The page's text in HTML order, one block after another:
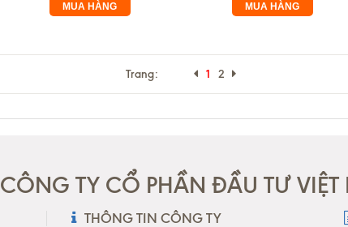
MUA HÀNG MUA HÀNG
Trang: 1 2
CÔNG TY CỔ PHẦN ĐẦU TƯ VIỆT
THÔNG TIN CÔNG TY